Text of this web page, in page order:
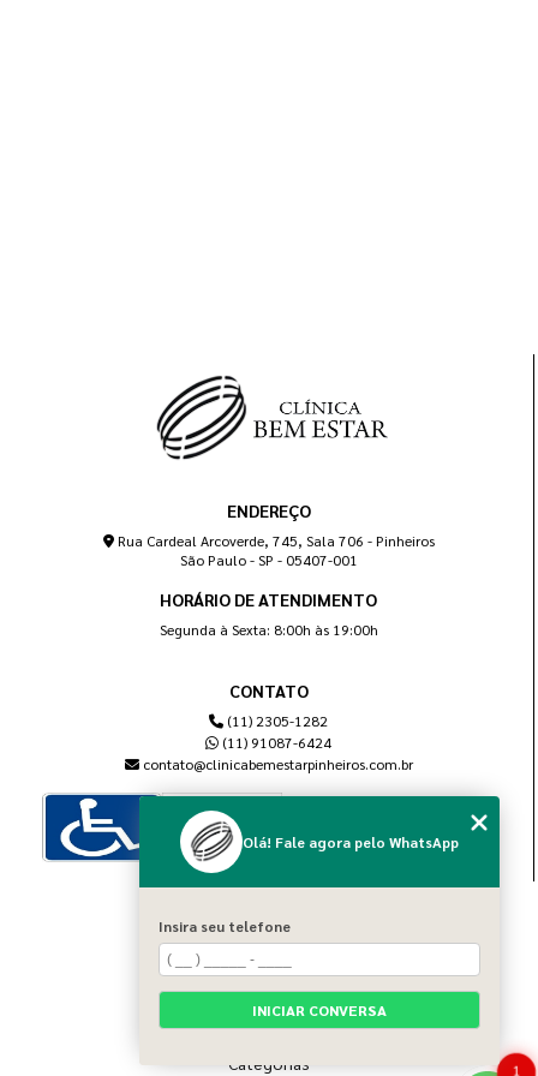
ENDEREÇO
Rua Cardeal Arcoverde, 745, Sala 706 - Pinheiros
São Paulo - SP - 05407-001
HORÁRIO DE ATENDIMENTO
Segunda à Sexta: 8:00h às 19:00h
CONTATO
(11) 2305-1282
(11) 91087-6424
contato@clinicabemestarpinheiros.com.br
Home
Sobre nós
Blog
Serviços
Categorias
1
Olá! Fale agora pelo WhatsApp
Insira seu telefone
INICIAR CONVERSA